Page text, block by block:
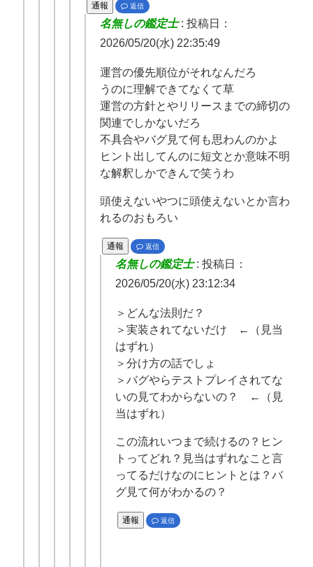
通報 返信
名無しの鑑定士: 投稿日：
2026/05/20(水) 22:35:49
運営の優先順位がそれなんだろ
うのに理解できてなくて草
運営の方針とやリリースまでの締切の
関連でしかないだろ
不具合やバグ見て何も思わんのかよ
ヒント出してんのに短文とか意味不明
な解釈しかできんで笑うわ
頭使えないやつに頭使えないとか言わ
れるのおもろい
通報 返信
名無しの鑑定士: 投稿日：
2026/05/20(水) 23:12:34
＞どんな法則だ？
＞実装されてないだけ ←（見当
はずれ）
＞分け方の話でしょ
＞バグやらテストプレイされてな
いの見てわからないの？ ←（見
当はずれ）
この流れいつまで続けるの？ヒン
トってどれ？見当はずれなこと言
ってるだけなのにヒントとは？バ
グ見て何がわかるの？
通報 返信